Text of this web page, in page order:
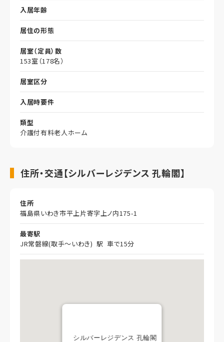
入居年齢
居住の形態
居室（定員）数
153室（178名）
居室区分
入居時要件
類型
介護付有料老人ホーム
住所・交通【シルバーレジデンス 孔輪閣】
住所
福島県いわき市平上片寄字上ノ内175-1
最寄駅
JR常磐線(取手～いわき) 駅 車で15分
シルバーレジデンス 孔輪閣